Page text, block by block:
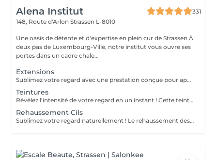
Alena Institut
331
148, Route d'Arlon Strassen L-8010
Une oasis de détente et d'expertise en plein cur de Strassen À
deux pas de Luxembourg-Ville, notre institut vous ouvre ses
portes dans un cadre chale...
Extensions
Sublimez votre regard avec une prestation conçue pour apporter plus d'intensité, de définition et une belle courbure à vos cils, tout en respectant leur nature. La pose complète dure environ 1h30 et offre un résultat durable, élégant et parfaitement adapté à votre regard. Pour maintenir une belle densité, un remplissage est recommandé toutes les 3 semaines ; celui-ci dure environ 1h. Une prestation soignée, confortable et idéale pour un regard toujours impeccable.
Teintures
Révélez l'intensité de votre regard en un instant ! Cette teinture sublime vos cils et sourcils comme une coloration pour cheveux, avec des nuances variées et raffinées : noir, bleu nuit, bleu, brun ou brun clair . Résultat éclatant en seulement 15 minutes pour un regard naturellement captivant, sans effort quotidien !
Rehaussement Cils
Sublimez votre regard naturellement ! Le rehaussement des cils courbe et ouvre le regard, tout en nourrissant vos cils grâce à la kératine, pour des cils plus forts, brillants et souples. Pour un effet encore plus intense, il peut être combiné avec une teinture. Prestation rapide et efficace en seulement 45 minutes pour un regard lumineux et captivant, sans maquillage quotidien !